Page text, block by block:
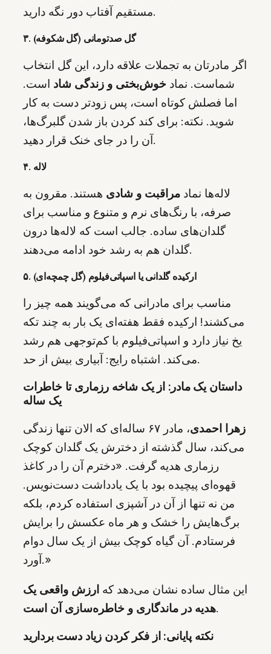
مستقیم آفتاب دور نگه دارید.
۳. گل صدتومانی (گل شکوفه)
اگر مادرتان به تجملات علاقه دارد، این گل انتخاب
شماست. نماد خوش‌بختی و زندگی شاد است.
اما فصلش کوتاه است، پس زودتر دست به کار
شوید. نکته: برای کند کردن باز شدن گلبرگ‌ها،
آن را در جای خنک قرار دهید.
۴. لاله
لاله‌ها نماد مراقبت و شادی هستند. مقرون به
صرفه، با رنگ‌های نرم و متنوع و مناسب برای
گلدان‌های ساده. جالب است که لاله‌ها درون
گلدان هم به رشد خود ادامه می‌دهند.
۵. ارکیده گلدانی یا اسپاتی‌فیلوم (گل چمچه‌ای)
مناسب برای مادرانی که می‌گویند همه چیز را
می‌کشند! ارکیده فقط هفته‌ای یک بار به چند تکه
یخ نیاز دارد و اسپاتی‌فیلوم با کم‌توجهی هم رشد
می‌کند. اشتباه رایج: آبیاری بیش از حد.
داستان یک مادر: از یک شاخه رزماری تا خاطرات
یک ساله
زهرا احمدی
، مادر ۶۷ ساله‌ای که الان تنها زندگی
می‌کند، سال گذشته از دخترش یک گلدان کوچک
رزماری هدیه گرفت. «دخترم آن را در کاغذ
قهوه‌ای پیچیده بود با یک یادداشت دست‌نویس.
من نه تنها از آن در آشپزی استفاده کردم، بلکه
برگ‌هایش را خشک و هر ماه عکسش را برایش
فرستادم. آن گیاه کوچک بیش از یک سال دوام
آورد.»
این مثال ساده نشان می‌دهد که ارزش واقعی یک
هدیه در ماندگاری و خاطره‌سازی آن است.
نکته پایانی: از فکر کردن زیاد دست بردارید